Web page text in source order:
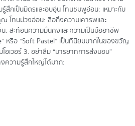
รู้สึกเป็นมิตรและอบอุ่น โทนชมพูอ่อน: เหมาะกับ
โทนม่วงอ่อน: สื่อถึงความเคารพและ
น: สะท้อนความมั่นคงและความเป็นมืออาชีพ
หรือ “Soft Pastel” เป็นที่นิยมมากในของขวัญ
อเวอร์ 3. อย่าลืม “มารยาทการส่งมอบ”
ความรู้สึกใหญ่ได้มาก: